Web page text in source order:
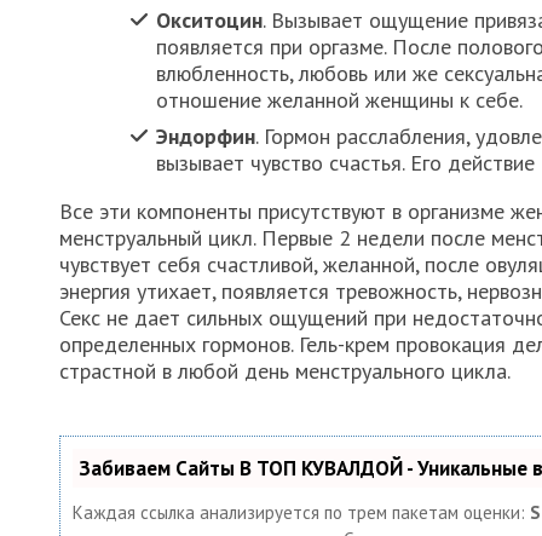
Окситоцин. Вызывает ощущение
появляется при оргазме. После
влюбленность, любовь или же
отношение желанной женщины к себе.
Эндорфин. Гормон расслабления,
вызывает чувство счастья. Его
Все эти компоненты присутствуют в организме
менструальный цикл. Первые 2 недели после
чувствует себя счастливой, желанной, после
энергия утихает, появляется тревожность,
Секс не дает сильных ощущений при
определенных гормонов. Гель-крем провокация
страстной в любой день менструального цикла.
Забиваем Сайты В ТОП КУВАЛДОЙ - Уникальные
Каждая ссылка анализируется по трем пакетам оценки: